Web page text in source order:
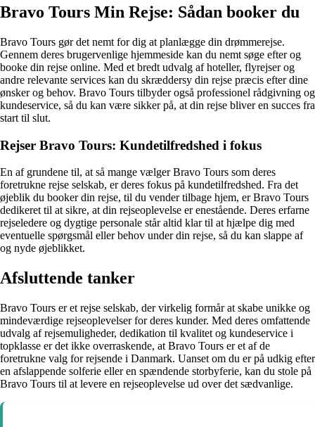
Bravo Tours Min Rejse: Sådan booker du
Bravo Tours gør det nemt for dig at planlægge din drømmerejse.
Gennem deres brugervenlige hjemmeside kan du nemt søge efter og
booke din rejse online. Med et bredt udvalg af hoteller, flyrejser og
andre relevante services kan du skræddersy din rejse præcis efter dine
ønsker og behov. Bravo Tours tilbyder også professionel rådgivning og
kundeservice, så du kan være sikker på, at din rejse bliver en succes fra
start til slut.
Rejser Bravo Tours: Kundetilfredshed i fokus
En af grundene til, at så mange vælger Bravo Tours som deres
foretrukne rejse selskab, er deres fokus på kundetilfredshed. Fra det
øjeblik du booker din rejse, til du vender tilbage hjem, er Bravo Tours
dedikeret til at sikre, at din rejseoplevelse er enestående. Deres erfarne
rejseledere og dygtige personale står altid klar til at hjælpe dig med
eventuelle spørgsmål eller behov under din rejse, så du kan slappe af
og nyde øjeblikket.
Afsluttende tanker
Bravo Tours er et rejse selskab, der virkelig formår at skabe unikke og
mindeværdige rejseoplevelser for deres kunder. Med deres omfattende
udvalg af rejsemuligheder, dedikation til kvalitet og kundeservice i
topklasse er det ikke overraskende, at Bravo Tours er et af de
foretrukne valg for rejsende i Danmark. Uanset om du er på udkig efter
en afslappende solferie eller en spændende storbyferie, kan du stole på
Bravo Tours til at levere en rejseoplevelse ud over det sædvanlige.